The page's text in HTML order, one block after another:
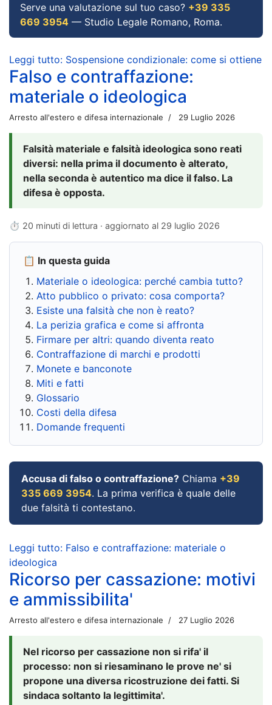
Serve una valutazione sul tuo caso? +39 335
669 3954 — Studio Legale Romano, Roma.
Leggi tutto: Sospensione condizionale: come si ottiene
Falso e contraffazione:
materiale o ideologica
Arresto all'estero e difesa internazionale 29 Luglio 2026
Falsità materiale e falsità ideologica sono reati
diversi: nella prima il documento è alterato,
nella seconda è autentico ma dice il falso. La
difesa è opposta.
⏱ 20 minuti di lettura · aggiornato al 29 luglio 2026
📋 In questa guida
Materiale o ideologica: perché cambia tutto?
Atto pubblico o privato: cosa comporta?
Esiste una falsità che non è reato?
La perizia grafica e come si affronta
Firmare per altri: quando diventa reato
Contraffazione di marchi e prodotti
Monete e banconote
Miti e fatti
Glossario
Costi della difesa
Domande frequenti
Accusa di falso o contraffazione? Chiama +39
335 669 3954. La prima verifica è quale delle
due falsità ti contestano.
Leggi tutto: Falso e contraffazione: materiale o
ideologica
Ricorso per cassazione: motivi
e ammissibilita'
Arresto all'estero e difesa internazionale 27 Luglio 2026
Nel ricorso per cassazione non si rifa' il
processo: non si riesaminano le prove ne' si
propone una diversa ricostruzione dei fatti. Si
sindaca soltanto la legittimita'.